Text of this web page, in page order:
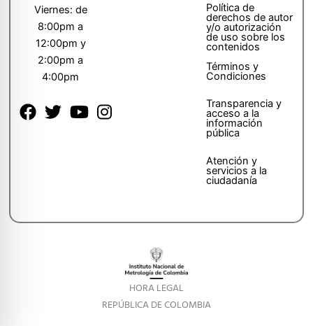
Viernes: de
8:00pm a
12:00pm y
2:00pm a
4:00pm
Política de
derechos de autor
y/o autorización
de uso sobre los
contenidos
Términos y
Condiciones
Transparencia y
acceso a la
información
pública
Atención y
servicios a la
ciudadanía
HORA LEGAL
REPÚBLICA DE COLOMBIA